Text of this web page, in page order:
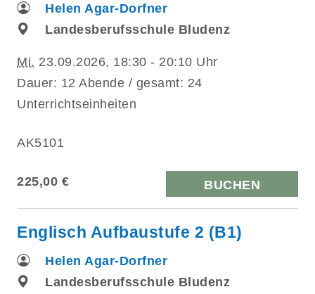
Helen Agar-Dorfner
Landesberufsschule Bludenz
Mi. 23.09.2026, 18:30 - 20:10 Uhr
Dauer: 12 Abende / gesamt: 24
Unterrichtseinheiten
AK5101
225,00 € BUCHEN
Englisch Aufbaustufe 2 (B1)
Helen Agar-Dorfner
Landesberufsschule Bludenz